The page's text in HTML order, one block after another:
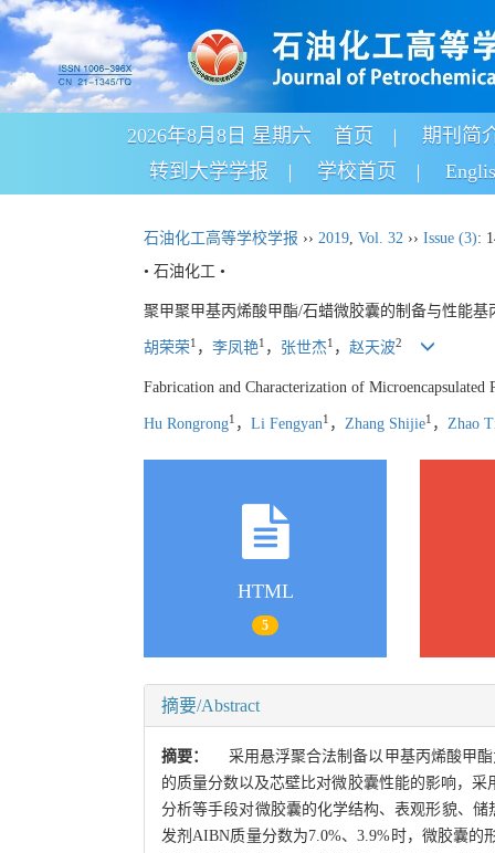
2026年8月8日 星期六 首页
期刊简
转到大学学报
学校首页
石油化工高等学校学报 ›› 2019, Vol. 32 ›› Issue (3):
• 石油化工 •
聚甲聚甲基丙烯酸甲酯/石蜡微胶囊的制备与性能
胡荣荣1 ， 李凤艳1 ， 张世杰1 ， 赵天波2
Fabrication and Characterization of
Hu Rongrong1 ， Li Fengyan1 ， Zhang Shijie1 ， Zhao
HTML
5
摘要/Abstract
摘要：
采用悬浮聚合法制备以甲基丙烯酸甲
的质量分数以及芯壁比对微胶囊性能的影响，
分析等手段对微胶囊的化学结构、表观形貌、
发剂AIBN质量分数为7.0%、3.9%时，微胶囊